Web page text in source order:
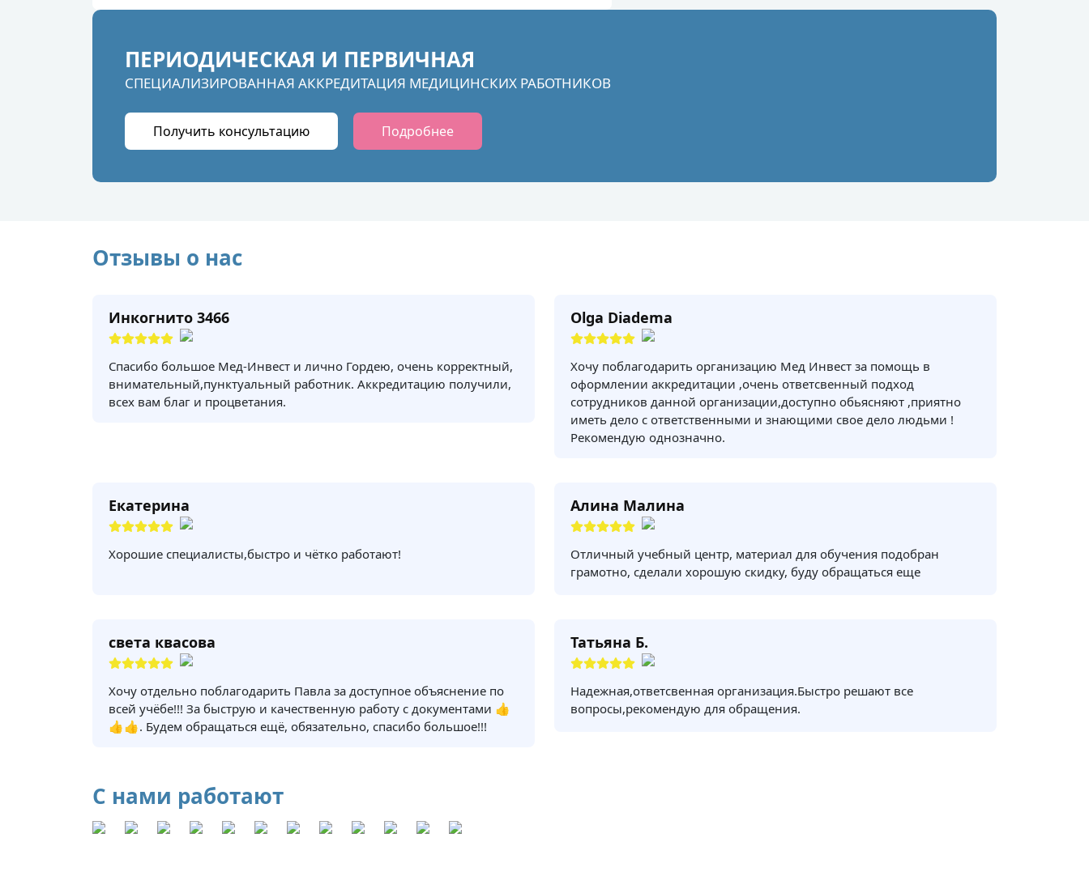
ПЕРИОДИЧЕСКАЯ И ПЕРВИЧНАЯ
СПЕЦИАЛИЗИРОВАННАЯ АККРЕДИТАЦИЯ МЕДИЦИНСКИХ РАБОТНИКОВ
Получить консультацию Подробнее
Отзывы о нас
Инкогнито 3466
Спасибо большое Мед-Инвест и лично Гордею, очень корректный,
внимательный,пунктуальный работник. Аккредитацию получили,
всех вам благ и процветания.
Olga Diadema
Хочу поблагодарить организацию Мед Инвест за помощь в
оформлении аккредитации ,очень ответсвенный подход
сотрудников данной организации,доступно обьясняют ,приятно
иметь дело с ответственными и знающими свое дело людьми !
Рекомендую однозначно.
Екатерина
Хорошие специалисты,быстро и чётко работают!
Алина Малина
Отличный учебный центр, материал для обучения подобран
грамотно, сделали хорошую скидку, буду обращаться еще
света квасова
Хочу отдельно поблагодарить Павла за доступное объяснение по
всей учёбе!!! За быструю и качественную работу с документами 👍
👍👍. Будем обращаться ещё, обязательно, спасибо большое!!!
Татьяна Б.
Надежная,ответсвенная организация.Быстро решают все
вопросы,рекомендую для обращения.
С нами работают